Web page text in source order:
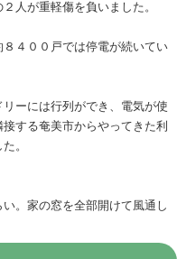
人が重軽傷を負いました。
４００戸では停電が続いてい
ーには行列ができ、電気が使
する奄美市からやってきた利
。
。家の窓を全部開けて風通し